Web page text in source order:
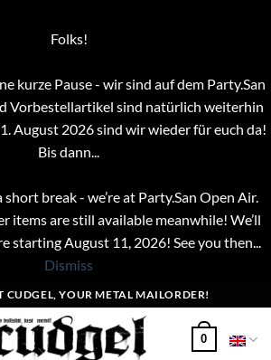
Folks!
kurze Pause - wir sind auf dem Party.San
Vorbestellartikel sind natürlich weiterhin
August 2026 sind wir wieder für euch da!
Bis dann...
break - we’re at Party.San Open Air.
items are still available meanwhile! We’ll
starting August 11, 2026! See you then...
Dismiss
CUDGEL, YOUR METAL MAILORDER!
0